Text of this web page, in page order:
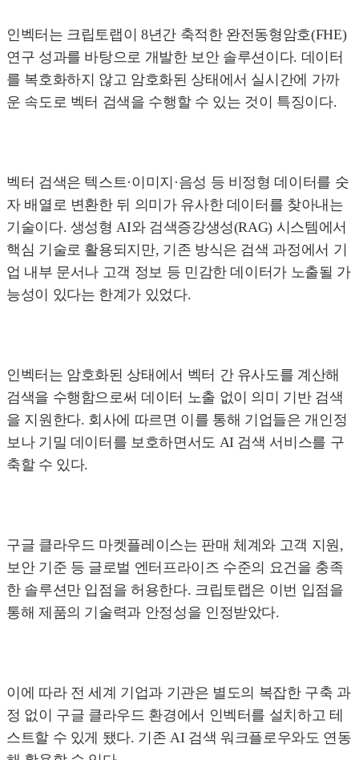
인벡터는 크립토랩이 8년간 축적한 완전동형암호(FHE)
연구 성과를 바탕으로 개발한 보안 솔루션이다. 데이터
를 복호화하지 않고 암호화된 상태에서 실시간에 가까
운 속도로 벡터 검색을 수행할 수 있는 것이 특징이다.
벡터 검색은 텍스트·이미지·음성 등 비정형 데이터를 숫
자 배열로 변환한 뒤 의미가 유사한 데이터를 찾아내는
기술이다. 생성형 AI와 검색증강생성(RAG) 시스템에서
핵심 기술로 활용되지만, 기존 방식은 검색 과정에서 기
업 내부 문서나 고객 정보 등 민감한 데이터가 노출될 가
능성이 있다는 한계가 있었다.
인벡터는 암호화된 상태에서 벡터 간 유사도를 계산해
검색을 수행함으로써 데이터 노출 없이 의미 기반 검색
을 지원한다. 회사에 따르면 이를 통해 기업들은 개인정
보나 기밀 데이터를 보호하면서도 AI 검색 서비스를 구
축할 수 있다.
구글 클라우드 마켓플레이스는 판매 체계와 고객 지원,
보안 기준 등 글로벌 엔터프라이즈 수준의 요건을 충족
한 솔루션만 입점을 허용한다. 크립토랩은 이번 입점을
통해 제품의 기술력과 안정성을 인정받았다.
이에 따라 전 세계 기업과 기관은 별도의 복잡한 구축 과
정 없이 구글 클라우드 환경에서 인벡터를 설치하고 테
스트할 수 있게 됐다. 기존 AI 검색 워크플로우와도 연동